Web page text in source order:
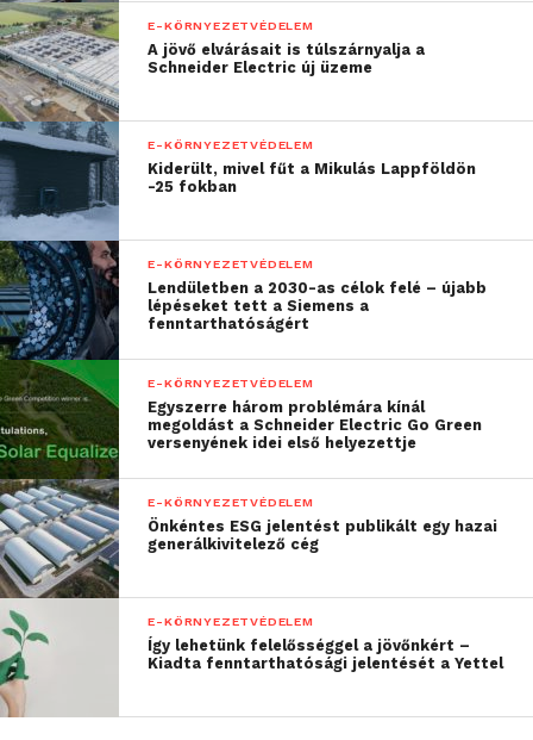
épületek természetes világítására vonatkozó EN
17037 európai szabványnak megfelelően
értékeléseket és dokumentációkat készítsünk.
A napfényelmezés segít kiválasztani a
megfelelő ablakokat
További friss híreket talál a
Csatlakozzon hozzánk a
Facebookon
E-KÖRNYEZETVÉDELEM
A jövő elvárásait is túlszárnyalja a
Schneider Electric új üzeme
E-KÖRNYEZETVÉDELEM
Kiderült, mivel fűt a Mikulás Lappföldön
-25 fokban
E-KÖRNYEZETVÉDELEM
Lendületben a 2030-as célok felé – újabb
lépéseket tett a Siemens a
fenntarthatóságért
E-KÖRNYEZETVÉDELEM
Egyszerre három problémára kínál
megoldást a Schneider Electric Go Green
versenyének idei első helyezettje
E-KÖRNYEZETVÉDELEM
Önkéntes ESG jelentést publikált egy hazai
generálkivitelező cég
E-KÖRNYEZETVÉDELEM
Így lehetünk felelősséggel a jövőnkért –
Kiadta fenntarthatósági jelentését a Yettel